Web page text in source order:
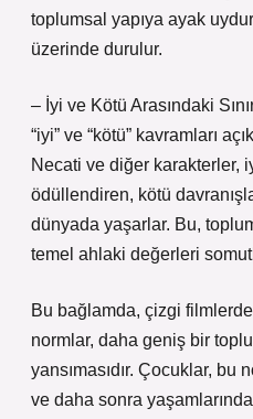
toplumsal yapıya ayak
üzerinde durulur.
– İyi ve Kötü Arasındaki
“iyi” ve “kötü” kavramları
Necati ve diğer karakterler,
ödüllendiren, kötü
dünyada yaşarlar. Bu,
temel ahlaki değerleri
Bu bağlamda, çizgi
normlar, daha geniş bir
yansımasıdır. Çocuklar, bu
ve daha sonra